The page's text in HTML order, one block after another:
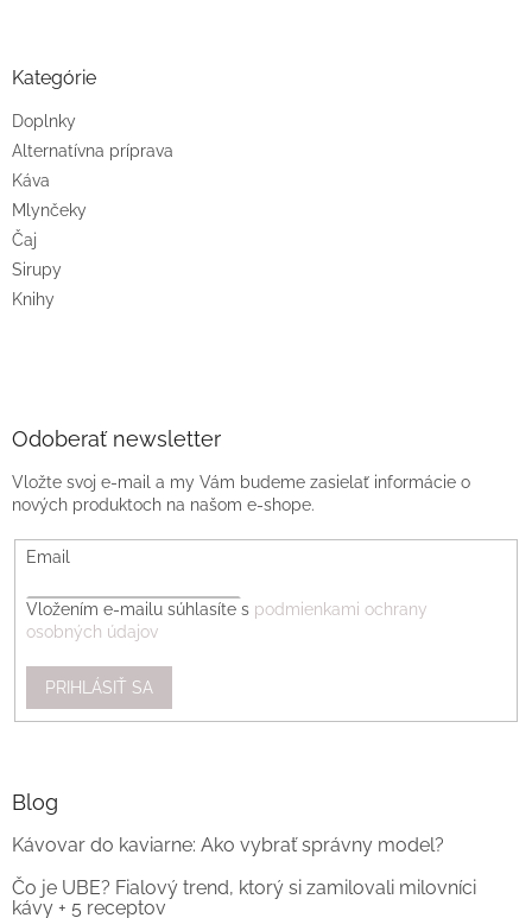
Kategórie
Doplnky
Alternatívna príprava
Káva
Mlynčeky
Čaj
Sirupy
Knihy
Odoberať newsletter
Vložte svoj e-mail a my Vám budeme zasielať informácie o
nových produktoch na našom e-shope.
Email
Vložením e-mailu súhlasíte s podmienkami ochrany
osobných údajov
PRIHLÁSIŤ SA
Blog
Kávovar do kaviarne: Ako vybrať správny model?
Čo je UBE? Fialový trend, ktorý si zamilovali milovníci
kávy + 5 receptov